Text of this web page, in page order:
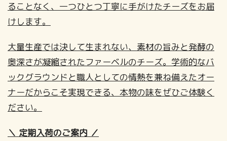
ることなく、一つひとつ丁寧に手がけたチーズをお届
けします。
大量生産では決して生まれない、素材の旨みと発酵の
奥深さが凝縮されたファーベルのチーズ。学術的なバ
ックグラウンドと職人としての情熱を兼ね備えたオー
ナーだからこそ実現できる、本物の味をぜひご体験く
ださい。
＼ 定期入荷のご案内 ／